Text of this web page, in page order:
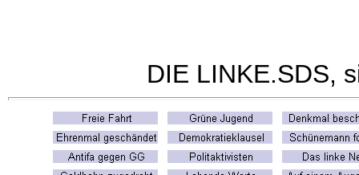
DIE LINKE.SDS,